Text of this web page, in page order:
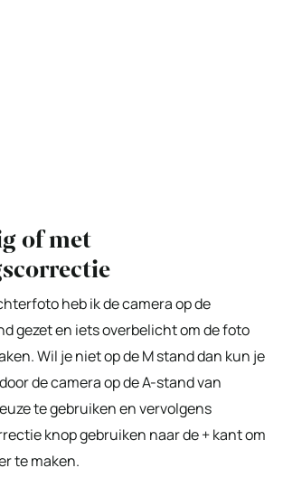
of met
heb ik de camera op de
gezet en iets overbelicht om de foto
Wil je niet op de M stand dan kun je
de camera op de A-stand van
te gebruiken en vervolgens
knop gebruiken naar de + kant om
te maken.